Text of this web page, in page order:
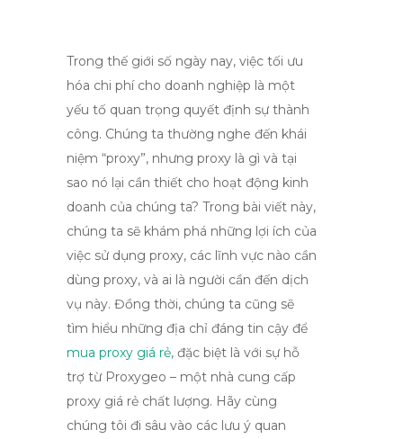
Trong thế giới số ngày nay, việc tối ưu
hóa chi phí cho doanh nghiệp là một
yếu tố quan trọng quyết định sự thành
công. Chúng ta thường nghe đến khái
niệm “proxy”, nhưng proxy là gì và tại
sao nó lại cần thiết cho hoạt động kinh
doanh của chúng ta? Trong bài viết này,
chúng ta sẽ khám phá những lợi ích của
việc sử dụng proxy, các lĩnh vực nào cần
dùng proxy, và ai là người cần đến dịch
vụ này. Đồng thời, chúng ta cũng sẽ
tìm hiểu những địa chỉ đáng tin cậy để
mua proxy giá rẻ, đặc biệt là với sự hỗ
trợ từ Proxygeo – một nhà cung cấp
proxy giá rẻ chất lượng. Hãy cùng
chúng tôi đi sâu vào các lưu ý quan